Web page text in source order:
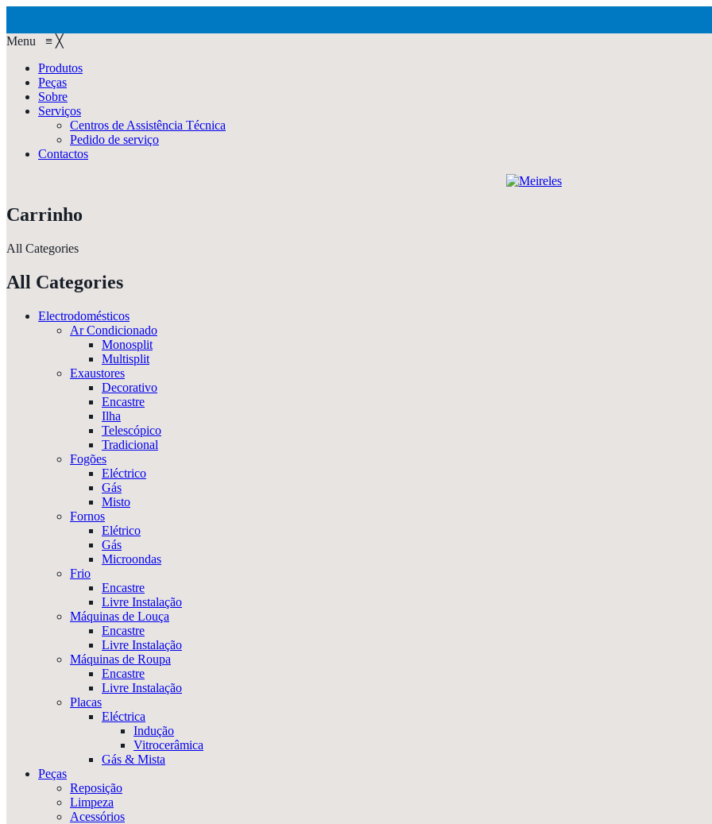
Menu ≡ ╳
Produtos
Peças
Sobre
Serviços
Centros de Assistência Técnica
Pedido de serviço
Contactos
Carrinho
All Categories
All Categories
Electrodomésticos
Ar Condicionado
Monosplit
Multisplit
Exaustores
Decorativo
Encastre
Ilha
Telescópico
Tradicional
Fogões
Eléctrico
Gás
Misto
Fornos
Elétrico
Gás
Microondas
Frio
Encastre
Livre Instalação
Máquinas de Louça
Encastre
Livre Instalação
Máquinas de Roupa
Encastre
Livre Instalação
Placas
Eléctrica
Indução
Vitrocerâmica
Gás & Mista
Peças
Reposição
Limpeza
Acessórios